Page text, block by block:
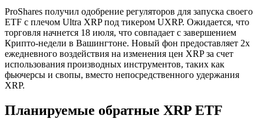
ProShares получил одобрение регуляторов для запуска своего
ETF с плечом Ultra XRP под тикером UXRP. Ожидается, что
торговля начнется 18 июля, что совпадает с завершением
Крипто-недели в Вашингтоне. Новый фон предоставляет 2x
ежедневного воздействия на изменения цен XRP за счет
использования производных инструментов, таких как
фьючерсы и свопы, вместо непосредственного удержания
XRP.
Планируемые обратные XRP ETF